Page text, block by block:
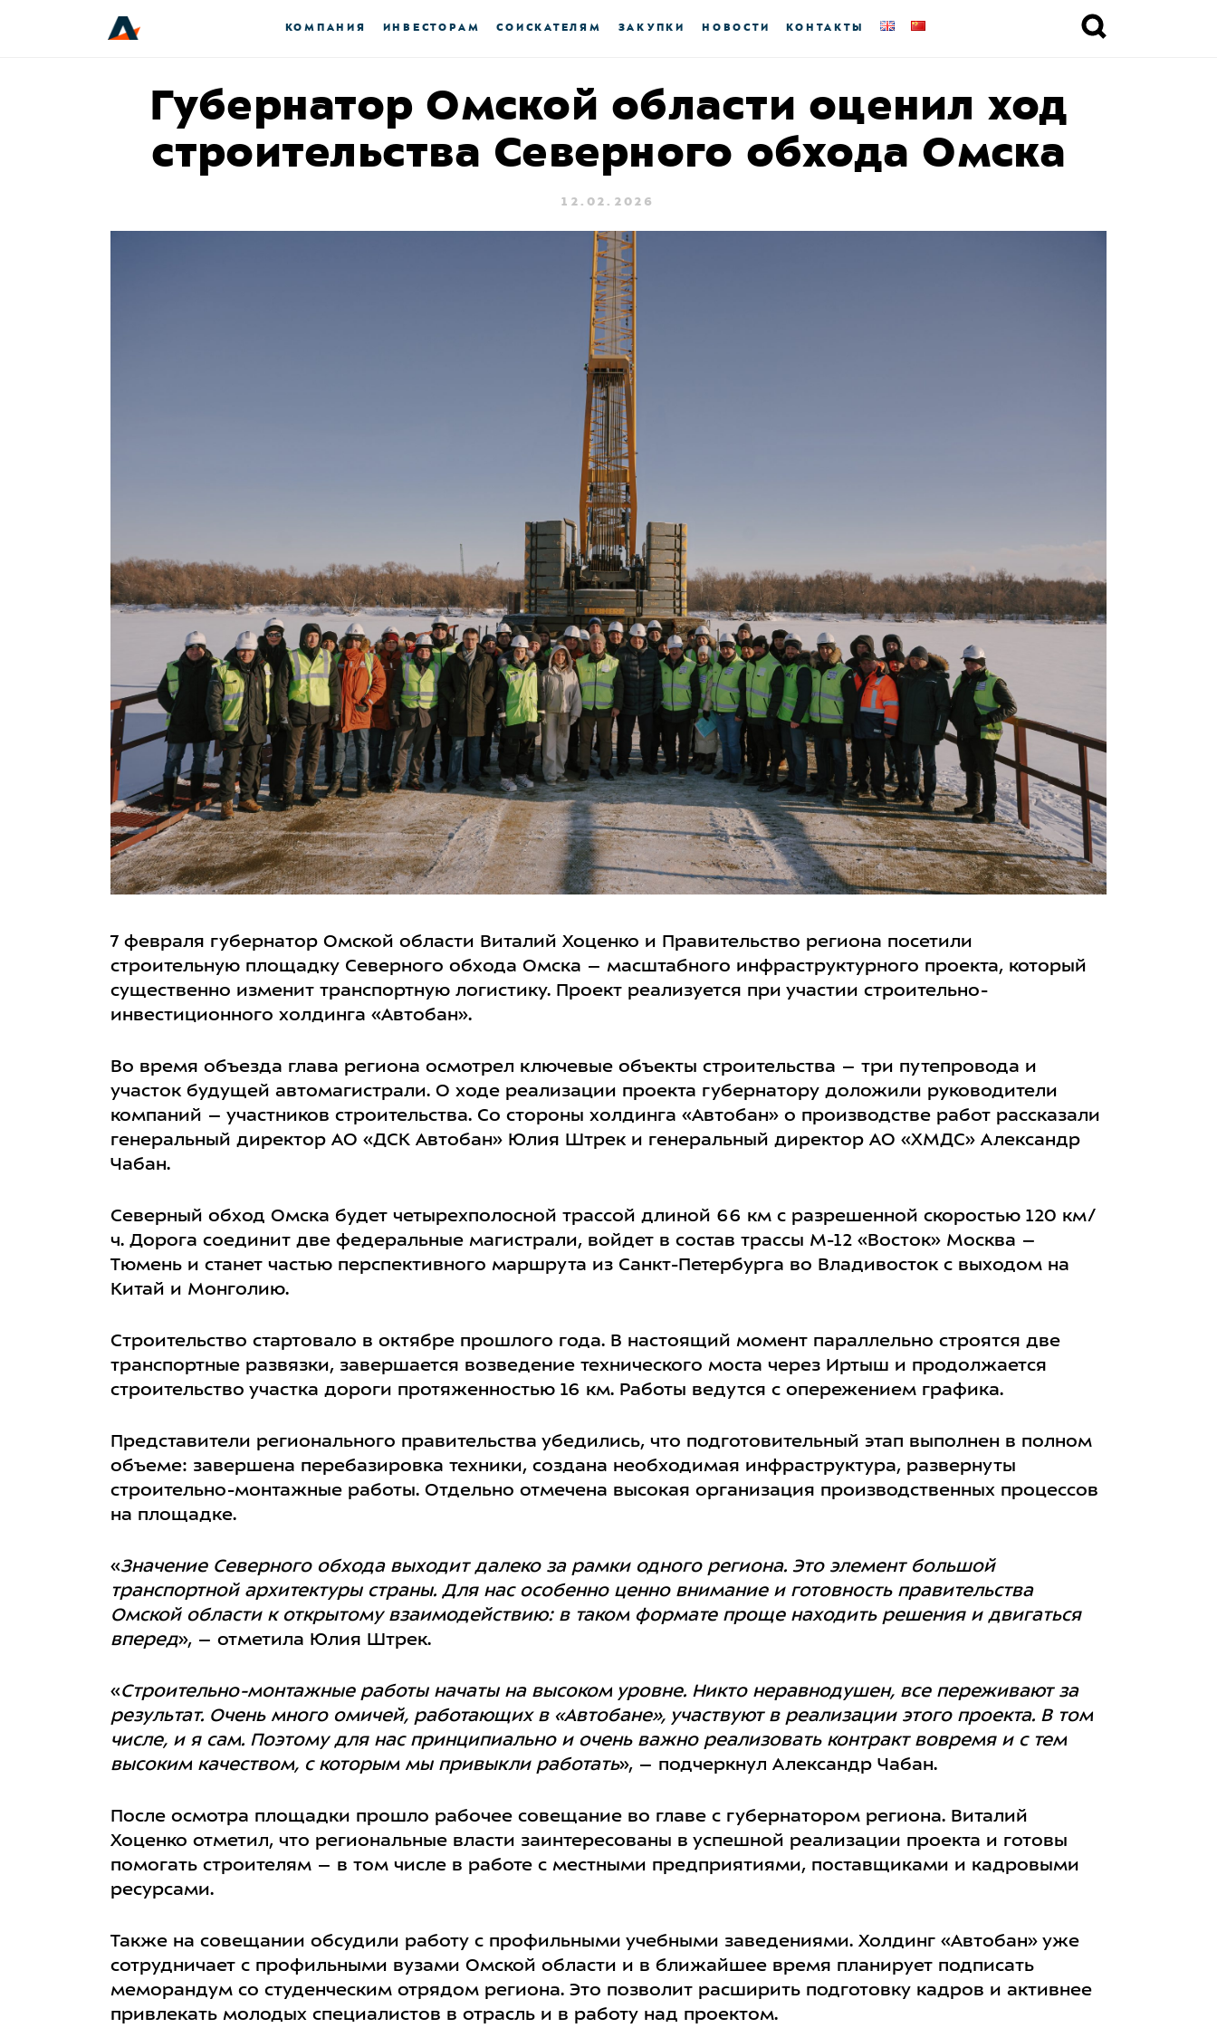
КОМПАНИЯ ИНВЕСТОРАМ СОИСКАТЕЛЯМ ЗАКУПКИ НОВОСТИ КОНТАКТЫ
Губернатор Омской области оценил ход
строительства Северного обхода Омска
12.02.2026
7 февраля губернатор Омской области Виталий Хоценко и Правительство региона посетили
строительную площадку Северного обхода Омска – масштабного инфраструктурного проекта, который
существенно изменит транспортную логистику. Проект реализуется при участии строительно-
инвестиционного холдинга «Автобан».
Во время объезда глава региона осмотрел ключевые объекты строительства – три путепровода и
участок будущей автомагистрали. О ходе реализации проекта губернатору доложили руководители
компаний – участников строительства. Со стороны холдинга «Автобан» о производстве работ рассказали
генеральный директор АО «ДСК Автобан» Юлия Штрек и генеральный директор АО «ХМДС» Александр
Чабан.
Северный обход Омска будет четырехполосной трассой длиной 66 км с разрешенной скоростью 120 км/
ч. Дорога соединит две федеральные магистрали, войдет в состав трассы М-12 «Восток» Москва –
Тюмень и станет частью перспективного маршрута из Санкт-Петербурга во Владивосток с выходом на
Китай и Монголию.
Строительство стартовало в октябре прошлого года. В настоящий момент параллельно строятся две
транспортные развязки, завершается возведение технического моста через Иртыш и продолжается
строительство участка дороги протяженностью 16 км. Работы ведутся с опережением графика.
Представители регионального правительства убедились, что подготовительный этап выполнен в полном
объеме: завершена перебазировка техники, создана необходимая инфраструктура, развернуты
строительно-монтажные работы. Отдельно отмечена высокая организация производственных процессов
на площадке.
«Значение Северного обхода выходит далеко за рамки одного региона. Это элемент большой
транспортной архитектуры страны. Для нас особенно ценно внимание и готовность правительства
Омской области к открытому взаимодействию: в таком формате проще находить решения и двигаться
вперед», – отметила Юлия Штрек.
«Строительно-монтажные работы начаты на высоком уровне. Никто неравнодушен, все переживают за
результат. Очень много омичей, работающих в «Автобане», участвуют в реализации этого проекта. В том
числе, и я сам. Поэтому для нас принципиально и очень важно реализовать контракт вовремя и с тем
высоким качеством, с которым мы привыкли работать», – подчеркнул Александр Чабан.
После осмотра площадки прошло рабочее совещание во главе с губернатором региона. Виталий
Хоценко отметил, что региональные власти заинтересованы в успешной реализации проекта и готовы
помогать строителям – в том числе в работе с местными предприятиями, поставщиками и кадровыми
ресурсами.
Также на совещании обсудили работу с профильными учебными заведениями. Холдинг «Автобан» уже
сотрудничает с профильными вузами Омской области и в ближайшее время планирует подписать
меморандум со студенческим отрядом региона. Это позволит расширить подготовку кадров и активнее
привлекать молодых специалистов в отрасль и в работу над проектом.